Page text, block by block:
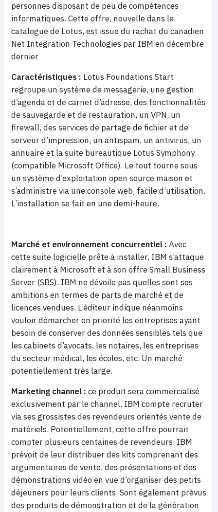
personnes disposant de peu de compétences
informatiques. Cette offre, nouvelle dans le
catalogue de Lotus, est issue du rachat du canadien
Net Integration Technologies par IBM en décembre
dernier
Caractéristiques : Lotus Foundations Start
regroupe un système de messagerie, une gestion
d’agenda et de carnet d’adresse, des fonctionnalités
de sauvegarde et de restauration, un VPN, un
firewall, des services de partage de fichier et de
serveur d’impression, un antispam, un antivirus, un
annuaire et la suite bureautique Lotus Symphony
(compatible Microsoft Office). Le tout tourne sous
un système d’exploitation open source maison et
s’administre via une console web, facile d’utilisation.
L’installation se fait en une demi-heure.
Marché et environnement concurrentiel : Avec
cette suite logicielle prête à installer, IBM s’attaque
clairement à Microsoft et à son offre Small Business
Server (SBS). IBM ne dévoile pas quelles sont ses
ambitions en termes de parts de marché et de
licences vendues. L’éditeur indique néanmoins
vouloir démarcher en priorité les entreprises ayant
besoin de conserver des données sensibles tels que
les cabinets d’avocats, les notaires, les entreprises
du secteur médical, les écoles, etc. Un marché
potentiellement très large.
Marketing channel : ce produit sera commercialisé
exclusivement par le channel. IBM compte recruter
via ses grossistes des revendeurs orientés vente de
matériels. Potentiellement, cette offre pourrait
compter plusieurs centaines de revendeurs. IBM
prévoit de leur distribuer des kits comprenant des
argumentaires de vente, des présentations et des
démonstrations vidéo en vue d’organiser des petits
déjeuners pour leurs clients. Sont également prévus
des produits de démonstration et de la génération